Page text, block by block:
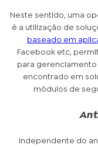
Neste sentido, uma
é a utilização de
baseado em
Facebook etc,
para
encontrado em
módulos de
Independente do